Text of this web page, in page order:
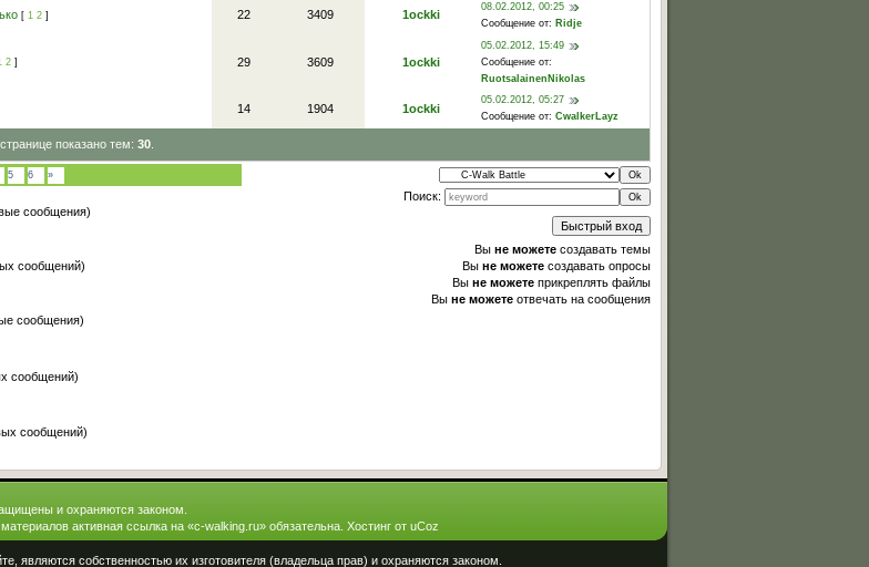
[ 1 2] 22 3409 1ockki
08.02.2012, 00:25
Сообщение от: Ridje
2] 29 3609 1ockki
05.02.2012, 15:49
Сообщение от:
RuotsalainenNikolas
14 1904 1ockki
05.02.2012, 05:27
Сообщение от: CwalkerLayz
показано тем: 30.
5 6 »
сообщения)
сообщений)
сообщения)
сообщений)
сообщений)
Поиск:
Вы не можетесоздавать темы
Вы не можетесоздавать опросы
Вы не можетеприкреплять файлы
Вы не можетеотвечать на сообщения
и охраняются законом.
активная ссылка на «c-walking.ru» обязательна. Хостинг от uCoz
собственностью их изготовителя (владельца прав) и охраняются законом.